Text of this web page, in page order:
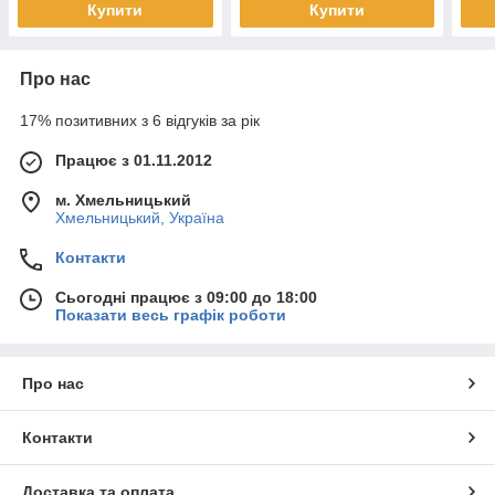
Купити Купити
Про нас
17% позитивних з 6 відгуків за рік
Працює з 01.11.2012
м. Хмельницький
Хмельницький, Україна
Контакти
Сьогодні працює з 09:00 до 18:00
Показати весь графік роботи
Про нас
Контакти